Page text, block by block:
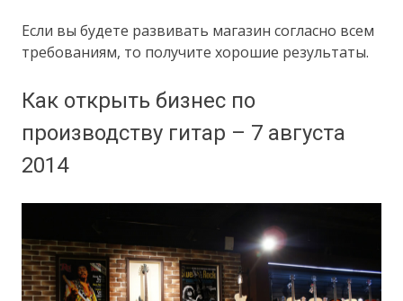
Если вы будете развивать магазин согласно всем
требованиям, то получите хорошие результаты.
Как открыть бизнес по
производству гитар – 7 августа
2014